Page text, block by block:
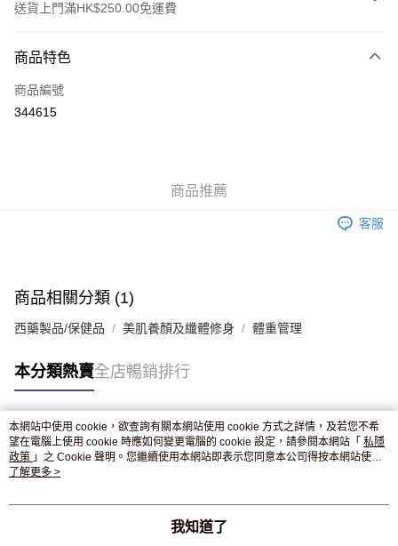
送貨上門滿HK$250.00免運費
信用卡
Apple Pay
付款後門市自取，訂單確認後2-4個工作天到店，7天內取。逾期後
商品特色
商品編號
344615
商品推薦
客服
商品相關分類 (1)
西藥製品/保健品 美肌養顏及纖體修身 體重管理
本分類熱賣全店暢銷排行
熱門標籤
熱銷排行
本網站中使用 cookie，欲查詢有關本網站使用 cookie 方式之詳情，及若您不希
望在電腦上使用 cookie 時應如何變更電腦的 cookie 設定，請參閱本網站「 私隱
政策 」之 Cookie 聲明。您繼續使用本網站即表示您同意本公司得按本網站使用
條款之 Cookie 聲明使用 cookie。
了解更多 >
我知道了